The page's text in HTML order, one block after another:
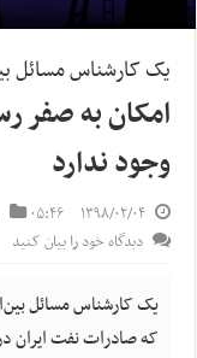
یک کارشناس مسائل
امکان به صفر
وجود ندارد
۱۳۹۸/۰۲/۰۴ ۰۵:۴۶
دیدگاه خود را بیان کنید
یک کارشناس مسائل
که صادرات نفت ایران